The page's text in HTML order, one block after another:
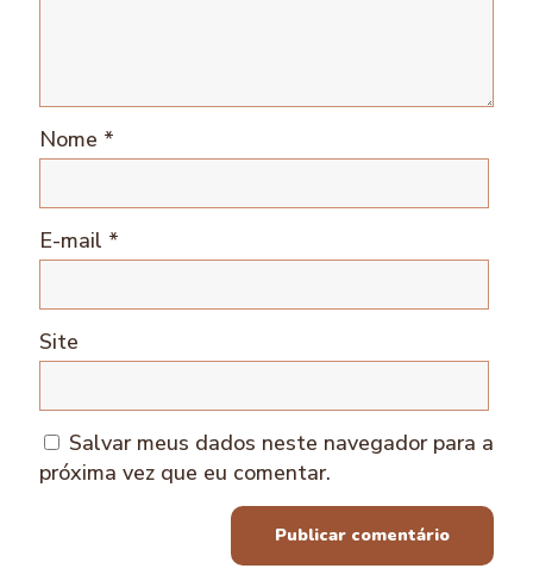
Nome *
E-mail *
Site
Salvar meus dados neste navegador para a
próxima vez que eu comentar.